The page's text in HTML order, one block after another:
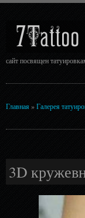
7Tattoo
сайт посвящен
Главная»Галерея
3D